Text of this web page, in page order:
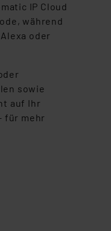
IP Cloud
während
oder
sowie
auf Ihr
für mehr